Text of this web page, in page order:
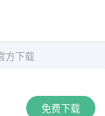
方下载
免费下载